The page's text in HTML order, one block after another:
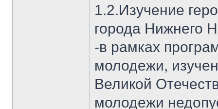
1.2.Изучение
города Нижнего
-в рамках
молодежи,
Великой
молодежи